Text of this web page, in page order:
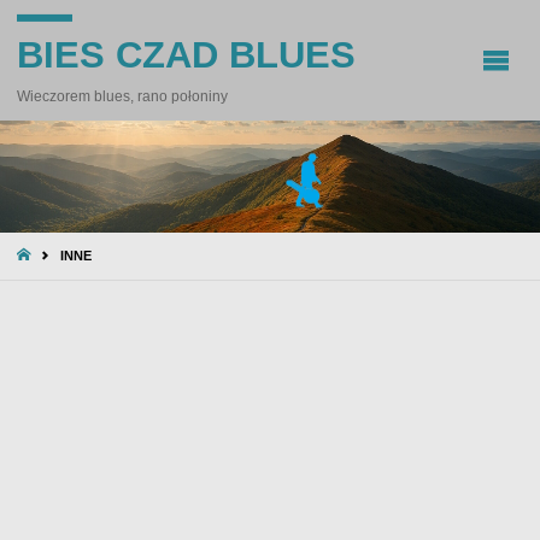
BIES CZAD BLUES
Wieczorem blues, rano połoniny
STRONA
INNE